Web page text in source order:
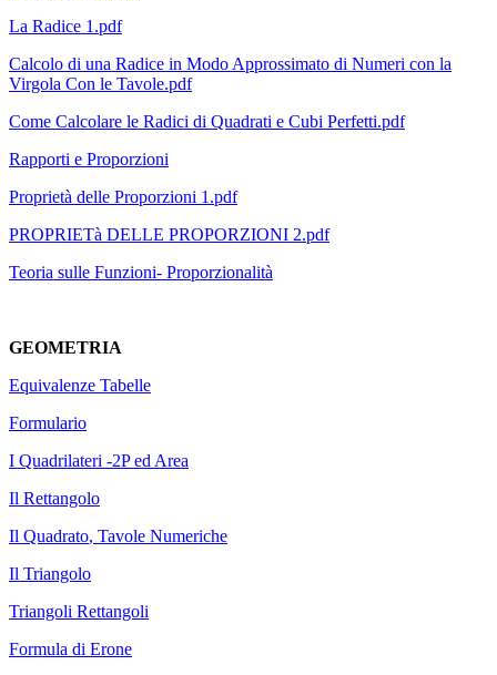
La Radice 1.pdf
Calcolo di una Radice in Modo Approssimato di Numeri con la
Virgola Con le Tavole.pdf
Come Calcolare le Radici di Quadrati e Cubi Perfetti.pdf
Rapporti e Proporzioni
Proprietà delle Proporzioni 1.pdf
PROPRIETà DELLE PROPORZIONI 2.pdf
Teoria sulle Funzioni- Proporzionalità
GEOMETRIA
Equivalenze Tabelle
Formulario
I Quadrilateri -2P ed Area
Il Rettangolo
Il Quadrato, Tavole Numeriche
Il Triangolo
Triangoli Rettangoli
Formula di Erone